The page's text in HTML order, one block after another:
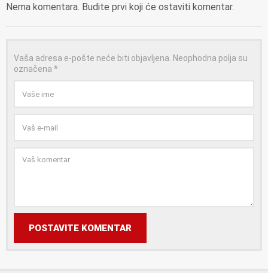
Nema komentara. Budite prvi koji će ostaviti komentar.
Vaša adresa e-pošte neće biti objavljena. Neophodna polja su
označena *
POSTAVITE KOMENTAR